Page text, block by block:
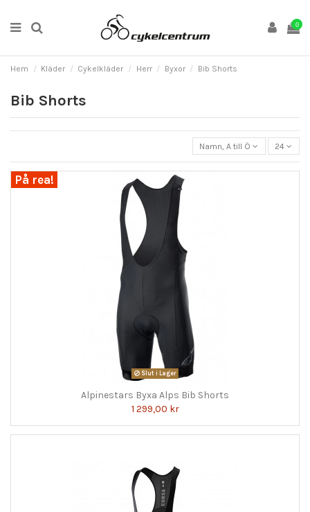
0
Hem Kläder Cykelkläder Herr Byxor Bib Shorts
Bib Shorts
Namn, A till Ö 24
På rea!
Slut i Lager
Alpinestars Byxa Alps Bib Shorts
1 299,00 kr